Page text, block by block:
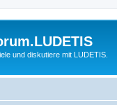
und diskutiere mit LUDETIS.